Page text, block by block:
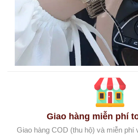
Giao hàng miễn phí
Giao hàng COD (thu hộ) và miễn phí